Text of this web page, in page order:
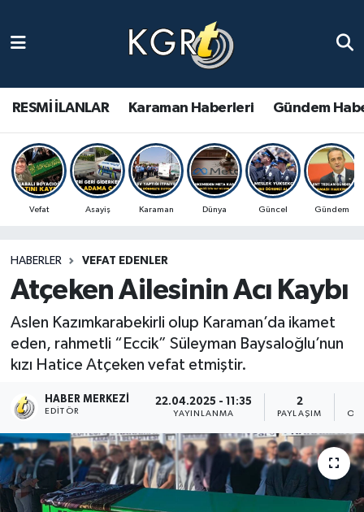
RESMİ İLANLAR Karaman Haberleri Gündem
Vefat Asayiş Karaman Dünya Güncel Gündem
HABERLER VEFAT EDENLER
Atçeken Ailesinin Acı Kaybı
Aslen Kazımkarabekirli olup Karaman’da ikamet
eden, rahmetli “Eccik” Süleyman Baysaloğlu’nun
kızı Hatice Atçeken vefat etmiştir.
HABER MERKEZI
EDITÖR
22.04.2025 - 11:35
YAYINLANMA
2
PAYLAŞIM
Gündem Haberleri
Güncel Haberler
Spor Haberleri
Ulusal Haberler